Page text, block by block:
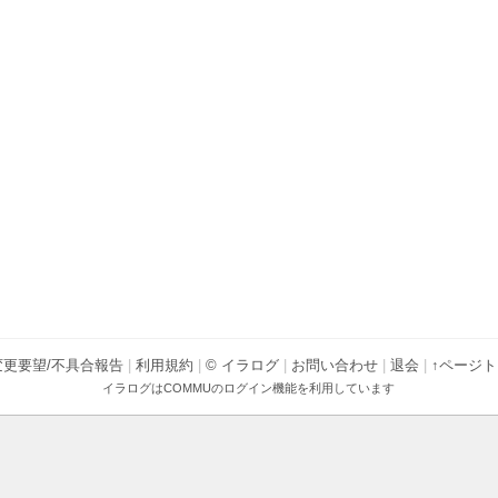
要望/不具合報告 利用規約 © イラログ お問い合わせ 退会 ↑ページ
イラログはCOMMUのログイン機能を利用しています